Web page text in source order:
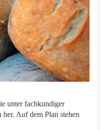
unter fachkundiger
Auf dem Plan stehen